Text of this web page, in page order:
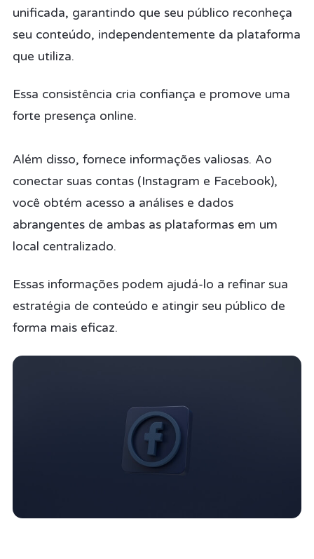
unificada, garantindo que seu público reconheça
seu conteúdo, independentemente da plataforma
que utiliza.
Essa consistência cria confiança e promove uma
forte presença online.
Além disso, fornece informações valiosas. Ao
conectar suas contas (Instagram e Facebook),
você obtém acesso a análises e dados
abrangentes de ambas as plataformas em um
local centralizado.
Essas informações podem ajudá-lo a refinar sua
estratégia de conteúdo e atingir seu público de
forma mais eficaz.